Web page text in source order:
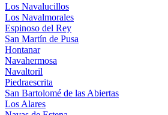
Los Navalucillos
Los Navalmorales
Espinoso del Rey
San Martín de Pusa
Hontanar
Navahermosa
Navaltoril
Piedraescrita
San Bartolomé de las Abiertas
Los Alares